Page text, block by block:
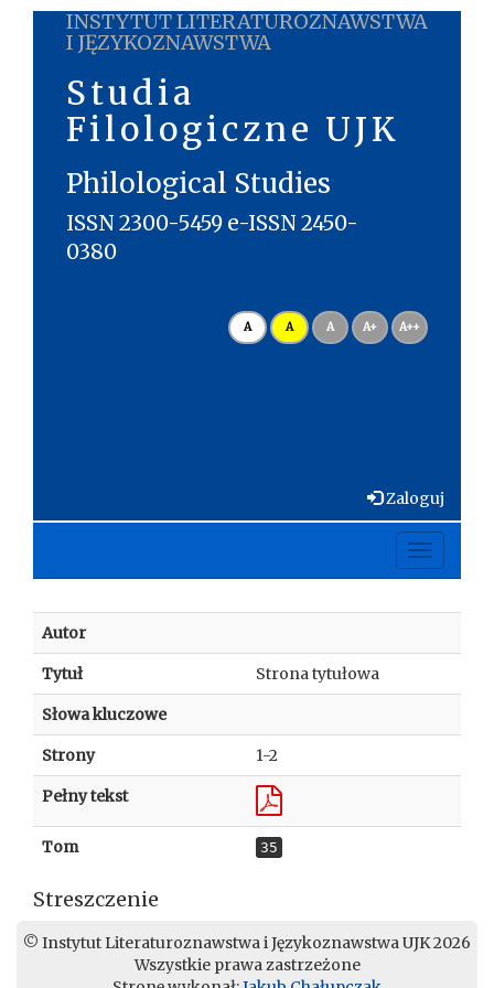
INSTYTUT LITERATUROZNAWSTWA
I JĘZYKOZNAWSTWA
Studia
Filologiczne UJK
Philological Studies
ISSN 2300-5459 e-ISSN 2450-
0380
A A A A+ A++
Zaloguj
Toggle
Autor
Tytuł Strona tytułowa
Słowa kluczowe
Strony 1-2
Pełny tekst
Tom 35
Streszczenie
© Instytut Literaturoznawstwa i Językoznawstwa UJK 2026
Wszystkie prawa zastrzeżone